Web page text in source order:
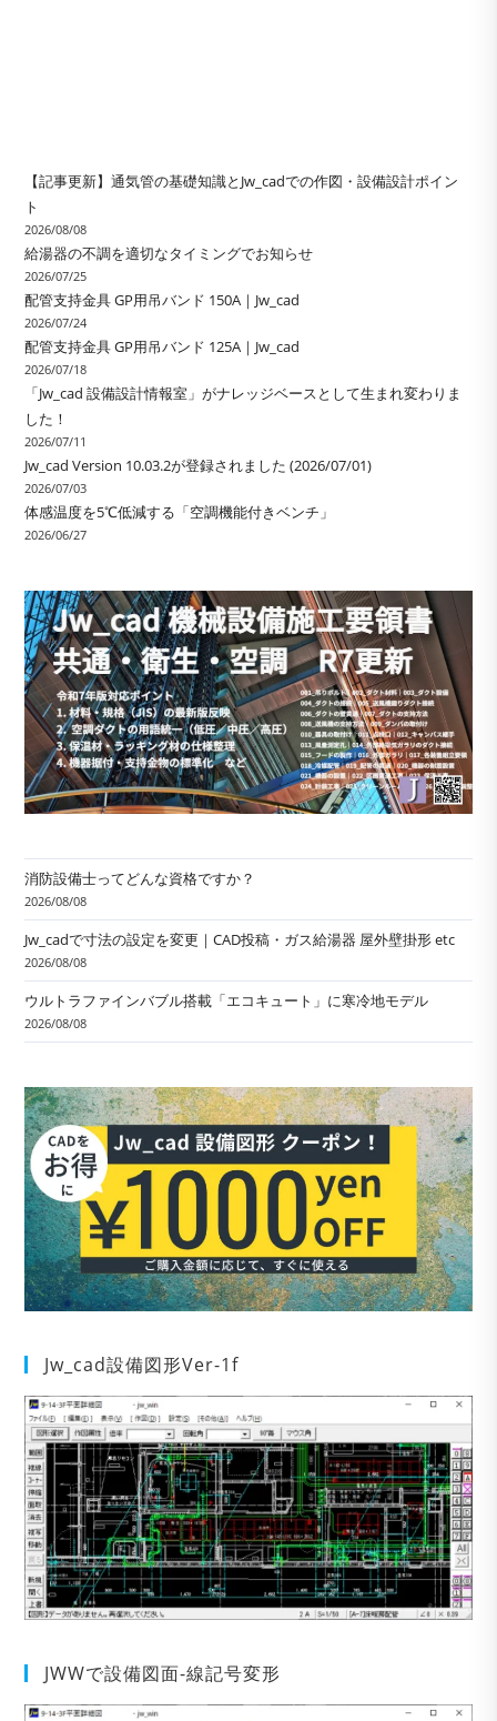
【記事更新】通気管の基礎知識とJw_cadでの作図・設備設計ポイン
ト
2026/08/08
給湯器の不調を適切なタイミングでお知らせ
2026/07/25
配管支持金具 GP用吊バンド 150A｜Jw_cad
2026/07/24
配管支持金具 GP用吊バンド 125A｜Jw_cad
2026/07/18
「Jw_cad 設備設計情報室」がナレッジベースとして生まれ変わりま
した！
2026/07/11
Jw_cad Version 10.03.2が登録されました (2026/07/01)
2026/07/03
体感温度を5℃低減する「空調機能付きベンチ」
2026/06/27
消防設備士ってどんな資格ですか？
2026/08/08
Jw_cadで寸法の設定を変更｜CAD投稿・ガス給湯器 屋外壁掛形 etc
2026/08/08
ウルトラファインバブル搭載「エコキュート」に寒冷地モデル
2026/08/08
Jw_cad設備図形Ver-1f
JWWで設備図面-線記号変形